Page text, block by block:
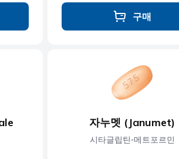
구매
자누멧 (Janumet)
시타글립틴-메트포르민